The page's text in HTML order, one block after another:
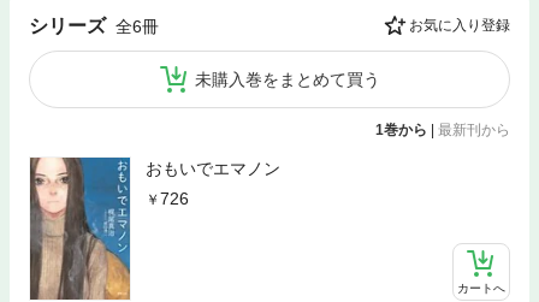
シリーズ 全6冊 お気に入り登録
未購入巻をまとめて買う
1巻から 最新刊から
おもいでエマノン
726
カートへ